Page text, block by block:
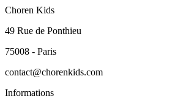
Choren Kids
49 Rue de Ponthieu
75008 - Paris
contact@chorenkids.com
Informations